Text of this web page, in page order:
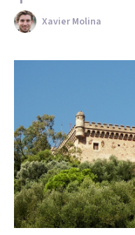
Xavier Molina